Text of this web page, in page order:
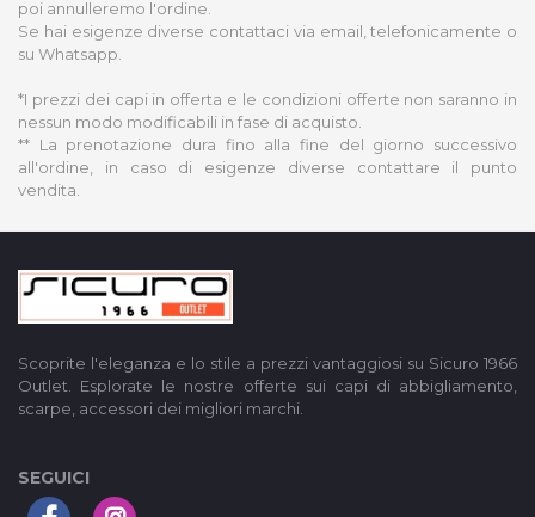
poi annulleremo l'ordine.
Se hai esigenze diverse contattaci via email, telefonicamente o
su Whatsapp.
*I prezzi dei capi in offerta e le condizioni offerte non saranno in
nessun modo modificabili in fase di acquisto.
** La prenotazione dura fino alla fine del giorno successivo
all'ordine, in caso di esigenze diverse contattare il punto
vendita.
Scoprite l'eleganza e lo stile a prezzi vantaggiosi su Sicuro 1966
Outlet. Esplorate le nostre offerte sui capi di abbigliamento,
scarpe, accessori dei migliori marchi.
SEGUICI